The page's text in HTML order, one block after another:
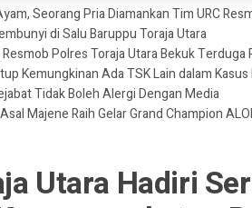
Seorang Pria Diamankan Tim URC
di Salu Baruppu Toraja Utara
Polres Toraja Utara Bekuk
Kemungkinan Ada TSK Lain dalam
Tidak Boleh Alergi Dengan Media
Majene Raih Gelar Grand Champion
Utara Hadiri